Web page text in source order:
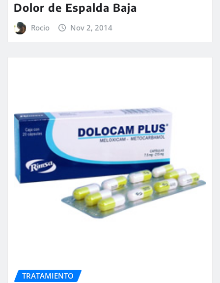
Dolor de Espalda Baja
Rocio Nov 2, 2014
TRATAMIENTO